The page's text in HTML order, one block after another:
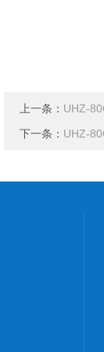
上一条： UHZ-
下一条： UHZ-